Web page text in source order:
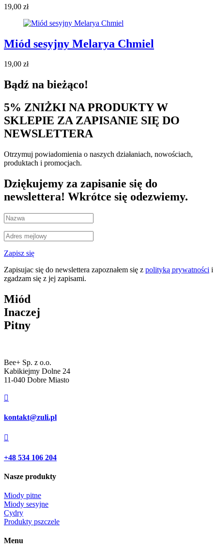
19,00 zł
Miód sesyjny Melarya Chmiel
19,00 zł
Bądź na bieżąco!
5% ZNIŻKI NA PRODUKTY W
SKLEPIE ZA ZAPISANIE SIĘ DO
NEWSLETTERA
Otrzymuj powiadomienia o naszych działaniach, nowościach,
produktach i promocjach.
Dziękujemy za zapisanie się do
newslettera! Wkrótce się odezwiemy.
Zapisz się
Zapisujac się do newslettera zapoznałem się z polityką prywatności i
zgadzam się z jej zapisami.
Miód
Inaczej
Pitny
Bee+ Sp. z o.o.
Kabikiejmy Dolne 24
11-040 Dobre Miasto

kontakt@zuli.pl

+48 534 106 204
Nasze produkty
Miody pitne
Miody sesyjne
Cydry
Produkty pszczele
Menu